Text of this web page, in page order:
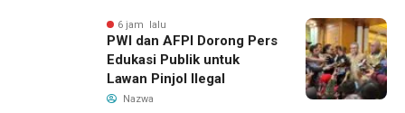
6 jam lalu
PWI dan AFPI Dorong Pers
Edukasi Publik untuk
Lawan Pinjol Ilegal
Nazwa